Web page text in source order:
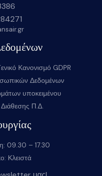
Κανονισμό GDPR
Δεδομένων
υποκειμένου
Π.Δ.
09.30 – 17.30
Κλειστά